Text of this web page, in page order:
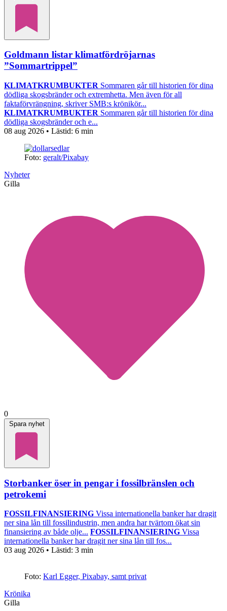
Goldmann listar klimatfördröjarnas
”Sommartrippel”
KLIMATKRUMBUKTER Sommaren går till historien för dina
dödliga skogsbränder och extremhetta. Men även för all
faktaförvrängning, skriver SMB:s krönikör...
KLIMATKRUMBUKTER Sommaren går till historien för dina
dödliga skogsbränder och e...
08 aug 2026 • Lästid: 6 min
Foto: geralt/Pixabay
Nyheter
Gilla
0
Spara nyhet
Storbanker öser in pengar i fossilbränslen och
petrokemi
FOSSILFINANSIERING Vissa internationella banker har dragit
ner sina lån till fossilindustrin, men andra har tvärtom ökat sin
finansiering av både olje... FOSSILFINANSIERING Vissa
internationella banker har dragit ner sina lån till fos...
03 aug 2026 • Lästid: 3 min
Foto: Karl Egger, Pixabay, samt privat
Krönika
Gilla